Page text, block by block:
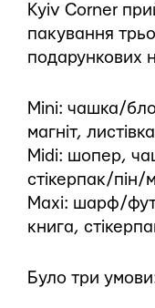
Kyiv Corner
пакування
подарункових
Mini: чашка/
магніт,
Midi: шопер,
стікерпак/пін/
Maxi: шарф/
книга,
Було три